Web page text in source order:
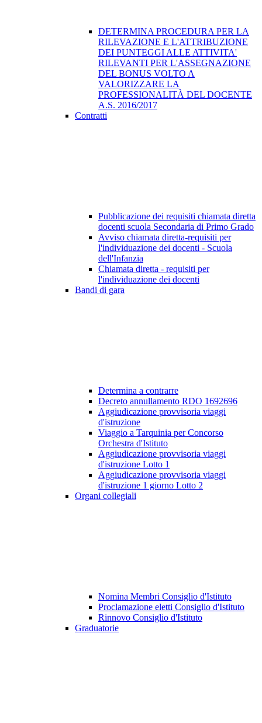
DETERMINA PROCEDURA PER LA
RILEVAZIONE E L'ATTRIBUZIONE
DEI PUNTEGGI ALLE ATTIVITA'
RILEVANTI PER L'ASSEGNAZIONE
DEL BONUS VOLTO A
VALORIZZARE LA
PROFESSIONALITÀ DEL DOCENTE
A.S. 2016/2017
Contratti
Pubblicazione dei requisiti chiamata diretta
docenti scuola Secondaria di Primo Grado
Avviso chiamata diretta-requisiti per
l'individuazione dei docenti - Scuola
dell'Infanzia
Chiamata diretta - requisiti per
l'individuazione dei docenti
Bandi di gara
Determina a contrarre
Decreto annullamento RDO 1692696
Aggiudicazione provvisoria viaggi
d'istruzione
Viaggio a Tarquinia per Concorso
Orchestra d'Istituto
Aggiudicazione provvisoria viaggi
d'istruzione Lotto 1
Aggiudicazione provvisoria viaggi
d'istruzione 1 giorno Lotto 2
Organi collegiali
Nomina Membri Consiglio d'Istituto
Proclamazione eletti Consiglio d'Istituto
Rinnovo Consiglio d'Istituto
Graduatorie